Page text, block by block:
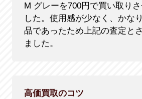
M グレーを700円で買い取り
した。使用感が少なく、かな
品であったため上記の査定と
ました。
高価買取のコツ